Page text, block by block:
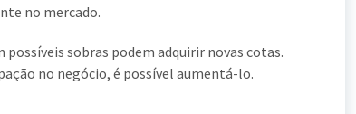
no mercado.
sobras podem adquirir novas cotas.
no negócio, é possível aumentá-lo.